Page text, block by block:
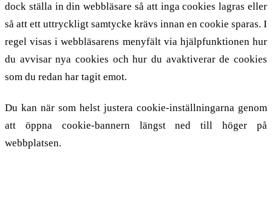
dock ställa in din webbläsare så att inga cookies lagras eller
så att ett uttryckligt samtycke krävs innan en cookie sparas. I
regel visas i webbläsarens menyfält via hjälpfunktionen hur
du avvisar nya cookies och hur du avaktiverar de cookies
som du redan har tagit emot.
Du kan när som helst justera cookie-inställningarna genom
att öppna cookie-bannern längst ned till höger på
webbplatsen.